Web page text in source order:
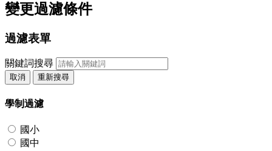
變更過濾條件
過濾表單
關鍵詞搜尋
取消 重新搜尋
學制過濾
國小
國中